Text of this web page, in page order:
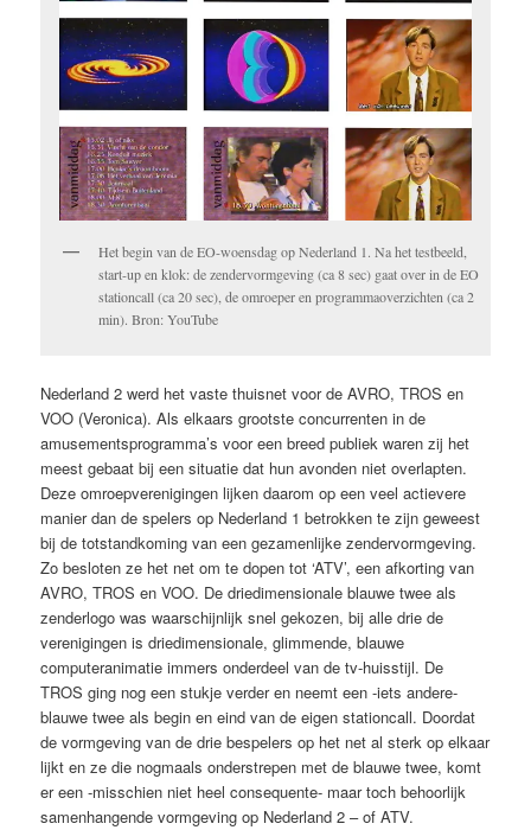
Het begin van de EO-woensdag op Nederland 1. Na het testbeeld,
start-up en klok: de zendervormgeving (ca 8 sec) gaat over in de EO
stationcall (ca 20 sec), de omroeper en programmaoverzichten (ca 2
min). Bron: YouTube
Nederland 2 werd het vaste thuisnet voor de AVRO, TROS en
VOO (Veronica). Als elkaars grootste concurrenten in de
amusementsprogramma’s voor een breed publiek waren zij het
meest gebaat bij een situatie dat hun avonden niet overlapten.
Deze omroepverenigingen lijken daarom op een veel actievere
manier dan de spelers op Nederland 1 betrokken te zijn geweest
bij de totstandkoming van een gezamenlijke zendervormgeving.
Zo besloten ze het net om te dopen tot ‘ATV’, een afkorting van
AVRO, TROS en VOO. De driedimensionale blauwe twee als
zenderlogo was waarschijnlijk snel gekozen, bij alle drie de
verenigingen is driedimensionale, glimmende, blauwe
computeranimatie immers onderdeel van de tv-huisstijl. De
TROS ging nog een stukje verder en neemt een -iets andere-
blauwe twee als begin en eind van de eigen stationcall. Doordat
de vormgeving van de drie bespelers op het net al sterk op elkaar
lijkt en ze die nogmaals onderstrepen met de blauwe twee, komt
er een -misschien niet heel consequente- maar toch behoorlijk
samenhangende vormgeving op Nederland 2 – of ATV.